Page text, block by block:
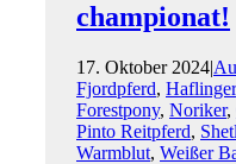
championat!
17. Oktober 2024|
Fjordpferd, Haflinger
Forestpony, Noriker,
Pinto Reitpferd,
Warmblut, Weißer